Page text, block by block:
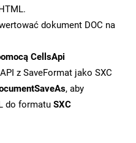
dokument DOC na
CellsApi
z SaveFormat jako SXC
, aby
do formatu SXC